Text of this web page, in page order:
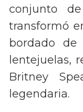
conjunto
transformó
bordado
lentejuelas,
Britney
legendaria.